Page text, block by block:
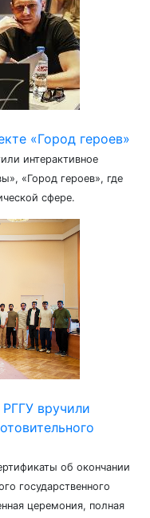
«Город героев»
интерактивное
«Город героев», где
сфере.
вручили
об окончании
государственного
церемония, полная